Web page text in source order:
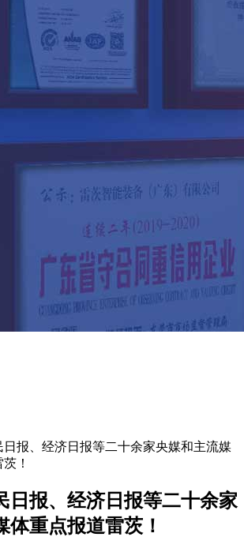
日报、经济日报等二十余家央媒和主流媒
！
日报、经济日报等二十余家
体重点报道雷茨！